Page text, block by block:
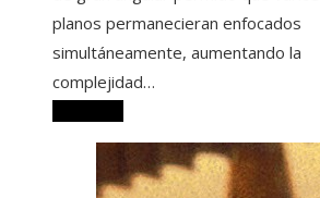
planos permanecieran enfocados
simultáneamente, aumentando la
complejidad…